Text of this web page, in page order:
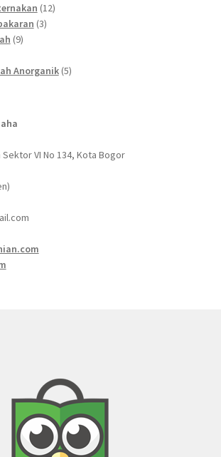
products
1212
33
99
Anorganik 55
Sektor VI No 134, Kota Bogor